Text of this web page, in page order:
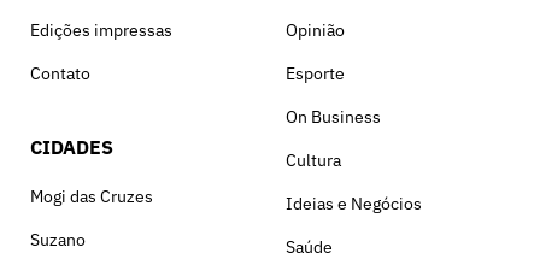
Edições impressas
Contato
CIDADES
Mogi das Cruzes
Suzano
Opinião
Esporte
On Business
Cultura
Ideias e Negócios
Saúde